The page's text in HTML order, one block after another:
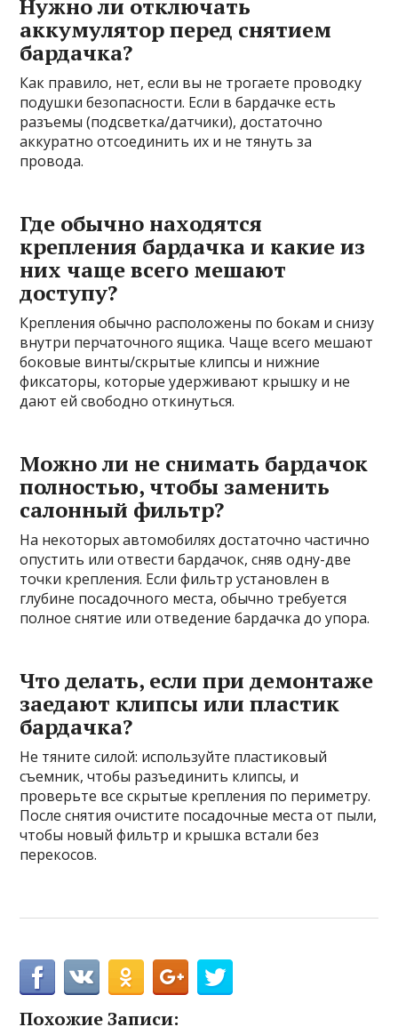
Нужно ли отключать
аккумулятор перед снятием
бардачка?
Как правило, нет, если вы не трогаете проводку
подушки безопасности. Если в бардачке есть
разъемы (подсветка/датчики), достаточно
аккуратно отсоединить их и не тянуть за
провода.
Где обычно находятся
крепления бардачка и какие из
них чаще всего мешают
доступу?
Крепления обычно расположены по бокам и снизу
внутри перчаточного ящика. Чаще всего мешают
боковые винты/скрытые клипсы и нижние
фиксаторы, которые удерживают крышку и не
дают ей свободно откинуться.
Можно ли не снимать бардачок
полностью, чтобы заменить
салонный фильтр?
На некоторых автомобилях достаточно частично
опустить или отвести бардачок, сняв одну-две
точки крепления. Если фильтр установлен в
глубине посадочного места, обычно требуется
полное снятие или отведение бардачка до упора.
Что делать, если при демонтаже
заедают клипсы или пластик
бардачка?
Не тяните силой: используйте пластиковый
съемник, чтобы разъединить клипсы, и
проверьте все скрытые крепления по периметру.
После снятия очистите посадочные места от пыли,
чтобы новый фильтр и крышка встали без
перекосов.
Похожие Записи: